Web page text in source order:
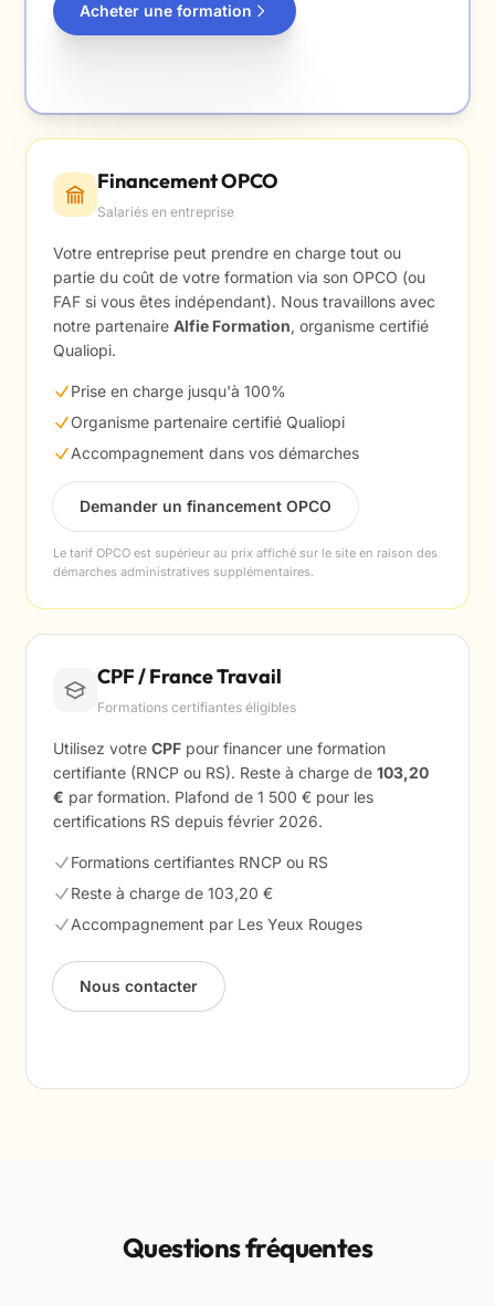
Acheter une formation
Financement OPCO
Salariés en entreprise
Votre entreprise peut prendre en charge tout ou
partie du coût de votre formation via son OPCO (ou
FAF si vous êtes indépendant). Nous travaillons avec
notre partenaire Alfie Formation, organisme certifié
Qualiopi.
Prise en charge jusqu'à 100%
Organisme partenaire certifié Qualiopi
Accompagnement dans vos démarches
Demander un financement OPCO
Le tarif OPCO est supérieur au prix affiché sur le site en raison des
démarches administratives supplémentaires.
CPF / France Travail
Formations certifiantes éligibles
Utilisez votre CPF pour financer une formation
certifiante (RNCP ou RS). Reste à charge de 103,20
€ par formation. Plafond de 1 500 € pour les
certifications RS depuis février 2026.
Formations certifiantes RNCP ou RS
Reste à charge de 103,20 €
Accompagnement par Les Yeux Rouges
Nous contacter
Questions fréquentes